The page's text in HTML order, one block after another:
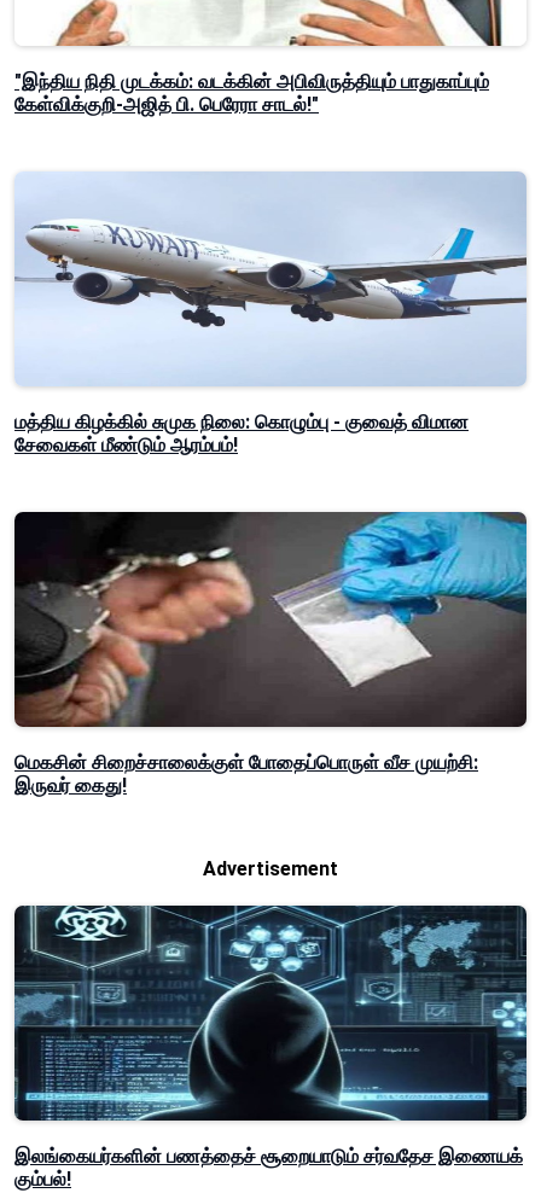
"இந்திய நிதி முடக்கம்: வடக்கின் அபிவிருத்தியும் பாதுகாப்பும்
கேள்விக்குறி-அஜித் பி. பெரேரா சாடல்!"
மத்திய கிழக்கில் சுமுக நிலை: கொழும்பு - குவைத் விமான
சேவைகள் மீண்டும் ஆரம்பம்!
மெகசின் சிறைச்சாலைக்குள் போதைப்பொருள் வீச முயற்சி:
இருவர் கைது!
Advertisement
இலங்கையர்களின் பணத்தைச் சூறையாடும் சர்வதேச இணையக்
கும்பல்!